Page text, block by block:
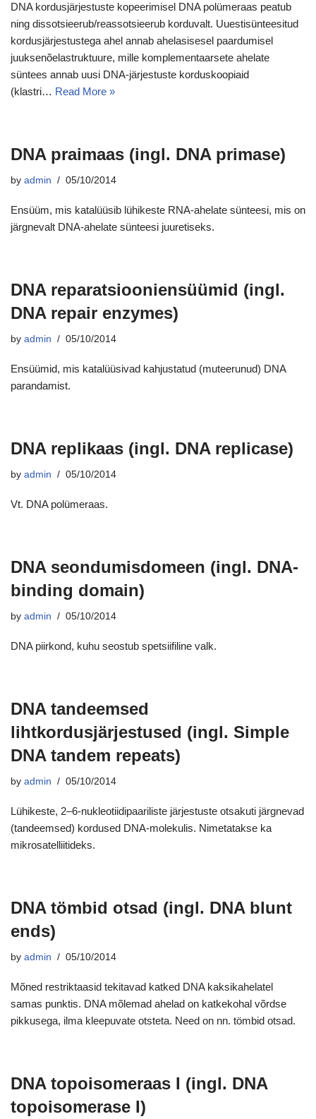
DNA kordusjärjestuste kopeerimisel DNA polümeraas peatub
ning dissotsieerub/reassotsieerub korduvalt. Uuestisünteesitud
kordusjärjestustega ahel annab ahelasisesel paardumisel
juuksenõelastruktuure, mille komplementaarsete ahelate
süntees annab uusi DNA-järjestuste korduskoopiaid
(klastri… Read More »
DNA praimaas (ingl. DNA primase)
by admin 05/10/2014
Ensüüm, mis katalüüsib lühikeste RNA-ahelate sünteesi, mis on
järgnevalt DNA-ahelate sünteesi juuretiseks.
DNA reparatsiooniensüümid (ingl.
DNA repair enzymes)
by admin 05/10/2014
Ensüümid, mis katalüüsivad kahjustatud (muteerunud) DNA
parandamist.
DNA replikaas (ingl. DNA replicase)
by admin 05/10/2014
Vt. DNA polümeraas.
DNA seondumisdomeen (ingl. DNA-
binding domain)
by admin 05/10/2014
DNA piirkond, kuhu seostub spetsiifiline valk.
DNA tandeemsed
lihtkordusjärjestused (ingl. Simple
DNA tandem repeats)
by admin 05/10/2014
Lühikeste, 2–6-nukleotiidipaariliste järjestuste otsakuti järgnevad
(tandeemsed) kordused DNA-molekulis. Nimetatakse ka
mikrosatelliitideks.
DNA tömbid otsad (ingl. DNA blunt
ends)
by admin 05/10/2014
Mõned restriktaasid tekitavad katked DNA kaksikahelatel
samas punktis. DNA mõlemad ahelad on katkekohal võrdse
pikkusega, ilma kleepuvate otsteta. Need on nn. tömbid otsad.
DNA topoisomeraas I (ingl. DNA
topoisomerase I)